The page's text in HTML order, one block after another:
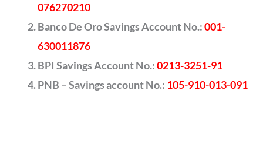
076270210
Banco De Oro Savings Account No.:001-
630011876
BPI Savings Account No.:0213-3251-91
PNB – Savings account No.: 105-910-013-091